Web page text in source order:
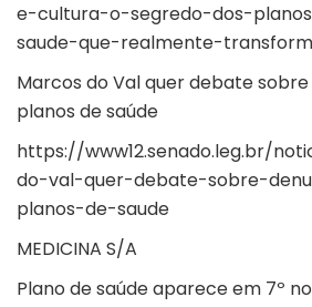
e-cultura-o-segredo-dos-
saude-que-realmente-
Marcos do Val quer debate
planos de saúde
https://www12.senado.leg.br/
do-val-quer-debate-sobre-
planos-de-saude
MEDICINA S/A
Plano de saúde aparece em 7º